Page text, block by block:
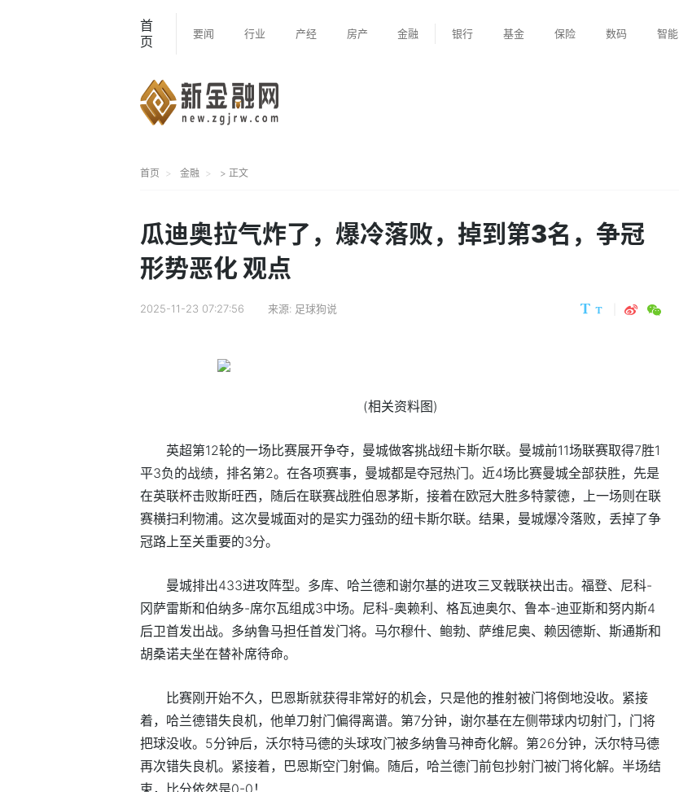
首
页
要闻 行业 产经 房产 金融 银行 基金 保险 数码 智能
首页 金融 > 正文
瓜迪奥拉气炸了，爆冷落败，掉到第3名，争冠
形势恶化 观点
2025-11-23 07:27:56 来源: 足球狗说
(相关资料图)
英超第12轮的一场比赛展开争夺，曼城做客挑战纽卡斯尔联。曼城前11场联赛取得7胜1
平3负的战绩，排名第2。在各项赛事，曼城都是夺冠热门。近4场比赛曼城全部获胜，先是
在英联杯击败斯旺西，随后在联赛战胜伯恩茅斯，接着在欧冠大胜多特蒙德，上一场则在联
赛横扫利物浦。这次曼城面对的是实力强劲的纽卡斯尔联。结果，曼城爆冷落败，丢掉了争
冠路上至关重要的3分。
曼城排出433进攻阵型。多库、哈兰德和谢尔基的进攻三叉戟联袂出击。福登、尼科-
冈萨雷斯和伯纳多-席尔瓦组成3中场。尼科-奥赖利、格瓦迪奥尔、鲁本-迪亚斯和努内斯4
后卫首发出战。多纳鲁马担任首发门将。马尔穆什、鲍勃、萨维尼奥、赖因德斯、斯通斯和
胡桑诺夫坐在替补席待命。
比赛刚开始不久，巴恩斯就获得非常好的机会，只是他的推射被门将倒地没收。紧接
着，哈兰德错失良机，他单刀射门偏得离谱。第7分钟，谢尔基在左侧带球内切射门，门将
把球没收。5分钟后，沃尔特马德的头球攻门被多纳鲁马神奇化解。第26分钟，沃尔特马德
再次错失良机。紧接着，巴恩斯空门射偏。随后，哈兰德门前包抄射门被门将化解。半场结
束，比分依然是0-0！